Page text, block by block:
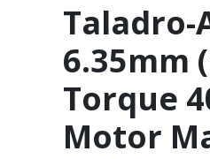
6.35mm
Torque
Motor